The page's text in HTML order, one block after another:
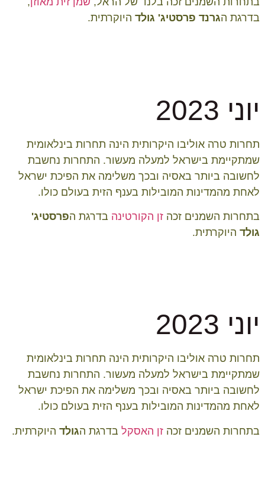
בדרגת הגרנד פרסטיג' גולדהיוקרתית.
יוני 2023
תחרות טרה אוליבו היקרותית הינה תחרות בינלאומית
שמתקיימת בישראל למעלה מעשור. התחרות נחשבת
לחשובה ביותר באסיה ובכך משלימה את הפיכת ישראל
לאחת מהמדינות המובילות בענף הזית בעולם כולו.
בתחרות השמנים זכה זן הקורטינה בדרגת הפרסטיג'
גולדהיוקרתית.
יוני 2023
תחרות טרה אוליבו היקרותית הינה תחרות בינלאומית
שמתקיימת בישראל למעלה מעשור. התחרות נחשבת
לחשובה ביותר באסיה ובכך משלימה את הפיכת ישראל
לאחת מהמדינות המובילות בענף הזית בעולם כולו.
בתחרות השמנים זכה זן האסקלבדרגת הגולדהיוקרתית.